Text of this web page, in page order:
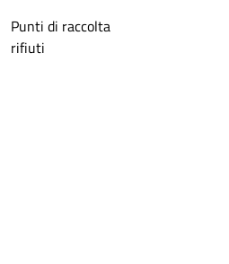
Punti di raccolta
rifiuti